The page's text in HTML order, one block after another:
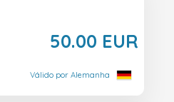
50.00 EUR
Válido por Alemanha